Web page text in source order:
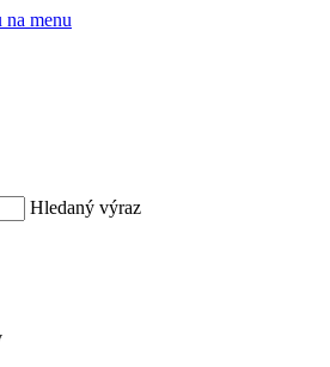
na menu
Hledaný výraz